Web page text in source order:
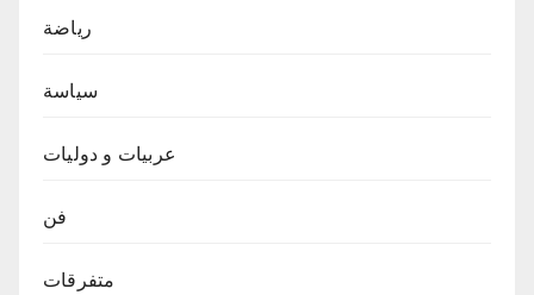
رياضة
سياسة
عربيات و دوليات
فن
متفرقات